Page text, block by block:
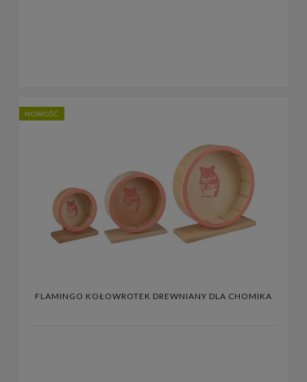
FLAMINGO KOŁOWROTEK DREWNIANY DLA CHOMIKA
NOWOŚĆ